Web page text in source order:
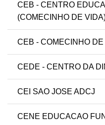
CEB - CENTRO
(COMECINHO DE
CEB - COMECINHO
CEDE - CENTRO DA
CEI SAO JOSE ADCJ
CENE EDUCACAO